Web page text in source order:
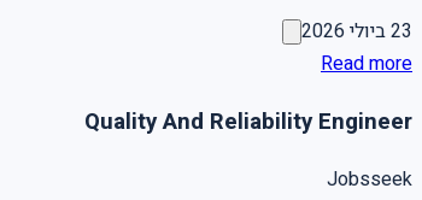
23 ביולי 2026
Read more
Quality And Reliability Engineer
Jobsseek